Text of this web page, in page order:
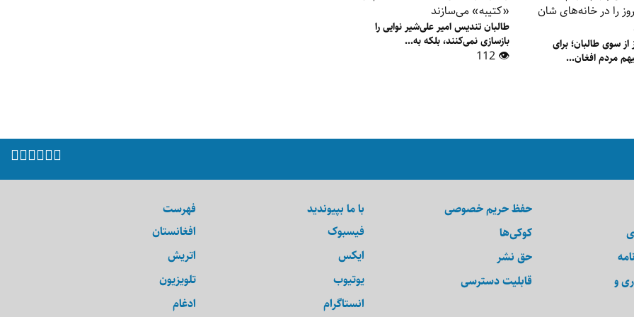
سوی طالبان؛ برای
مردم افغان...
طالبان تندیس امیر علی‌شیر نوایی را
بازسازی نمی‌کنند، بلکه به...
👁 112
و
حفظ حریم خصوصی
کوکی‌ها
حق نشر
قابلیت دسترسی
با ما بپیوندید
فیسبوک
ایکس
یوتیوب
انستاگرام
فهرست
افغانستان
اتریش
تلویزیون
ادغام